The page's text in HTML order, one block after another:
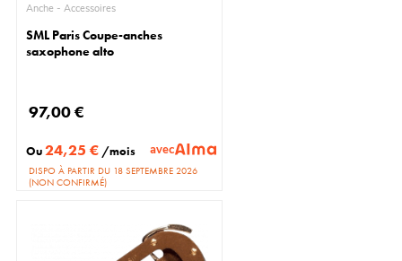
Anche - Accessoires
SML Paris Coupe-anches
saxophone alto
97,00 €
Ou24,25 € /mois avec
DISPO À PARTIR DU 18 SEPTEMBRE 2026
(NON CONFIRMÉ)